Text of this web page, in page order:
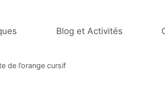
Blog et Activités
de l’orange cursif